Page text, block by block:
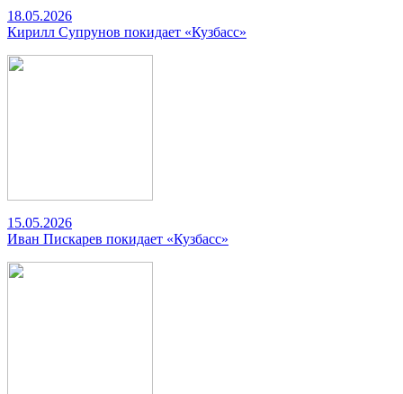
18.05.2026
Кирилл Супрунов покидает «Кузбасс»
15.05.2026
Иван Пискарев покидает «Кузбасс»